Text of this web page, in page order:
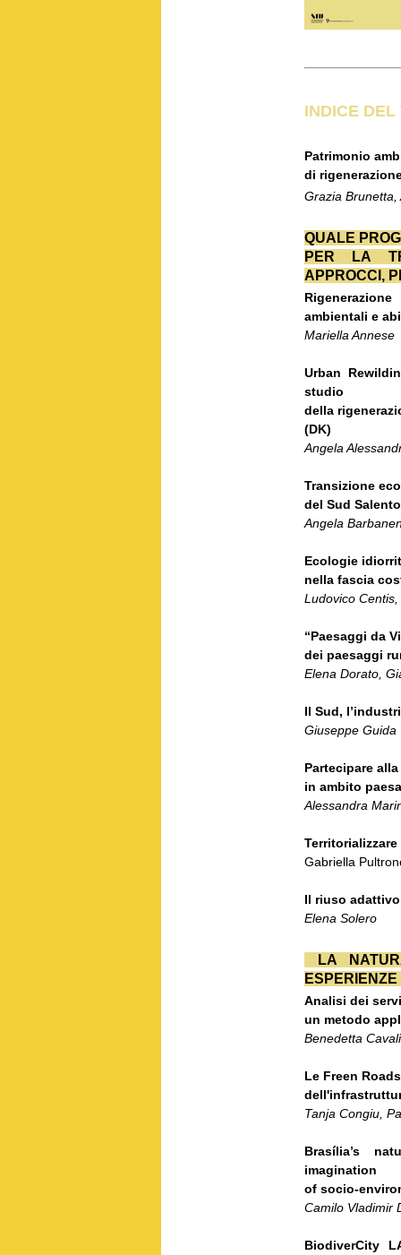
INDICE DEL
Patrimonio
di
Grazia Brunetta,
QUALE
PER LA
APPROCCI,
ambientali e
Mariella Annese
Urban
studio
della
(DK)
Angela
Transizione
del Sud
Angela
Ecologie
nella fascia
Ludovico
“Paesaggi da
dei paesaggi
Elena Dorato,
Il Sud,
Giuseppe Guida
Partecipare
in ambito
Alessandra
Gabriella
Il riuso
Elena Solero
LA
ESPERIENZE
Analisi dei
un metodo
Benedetta
Le Freen
Tanja Congiu,
Brasília’s
imagination
of socio-
Camilo Vladimir
BiodiverCity